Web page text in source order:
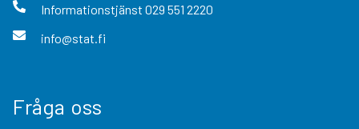
Informationstjänst 029 551 2220
info@stat.fi
Fråga oss